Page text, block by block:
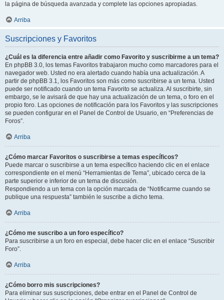
la página de búsqueda avanzada y complete las opciones apropiadas.
Arriba
Suscripciones y Favoritos
¿Cuál es la diferencia entre añadir como Favorito y suscribirme a un tema?
En phpBB 3.0, los temas Favoritos trabajaron mucho como marcadores para el
navegador web. Usted no era alertado cuando había una actualización. A
partir de phpBB 3.1, los Favoritos son más como suscribirse a un tema. Usted
puede ser notificado cuando un tema Favorito se actualiza. Al suscribirte, sin
embargo, se le avisará de que hay una actualización de un tema, o foro en el
propio foro. Las opciones de notificación para los Favoritos y las suscripciones
se pueden configurar en el Panel de Control de Usuario, en “Preferencias de
Foros”.
Arriba
¿Cómo marcar Favoritos o suscribirse a temas específicos?
Puede marcar o suscribirse a un tema específico haciendo clic en el enlace
correspondiente en el menú “Herramientas de Tema”, ubicado cerca de la
parte superior e inferior de un tema de discusión.
Respondiendo a un tema con la opción marcada de “Notificarme cuando se
publique una respuesta” también le suscribe a dicho tema.
Arriba
¿Cómo me suscribo a un foro específico?
Para suscribirse a un foro en especial, debe hacer clic en el enlace “Suscribir
Foro”.
Arriba
¿Cómo borro mis suscripciones?
Para eliminar sus suscripciones, debe entrar en el Panel de Control de